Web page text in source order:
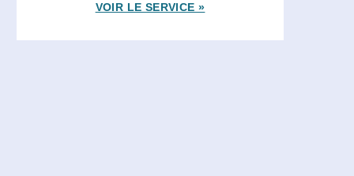
VOIR LE SERVICE »